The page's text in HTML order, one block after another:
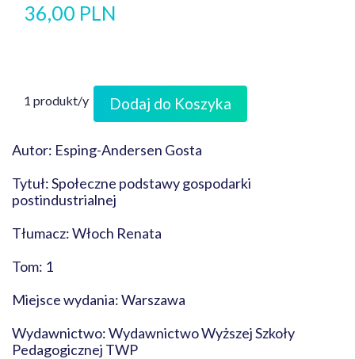
36,00 PLN
1 produkt/y Dodaj do Koszyka
Autor: Esping-Andersen Gosta
Tytuł: Społeczne podstawy gospodarki
postindustrialnej
Tłumacz: Włoch Renata
Tom: 1
Miejsce wydania: Warszawa
Wydawnictwo: Wydawnictwo Wyższej Szkoły
Pedagogicznej TWP